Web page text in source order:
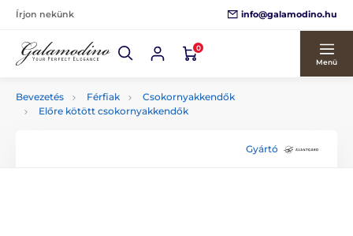
Írjon nekünk info@galamodino.hu
0
Menü
Bevezetés Férfiak
Csokornyakkendők
Előre kötött csokornyakkendők
Gyártó